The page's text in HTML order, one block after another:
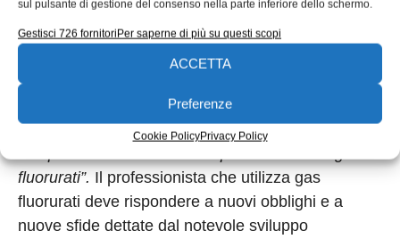
sul pulsante di gestione del consenso nella parte inferiore dello schermo.
Gestisci 726 fornitoriPer saperne di più su questi scopi
ACCETTA
Preferenze
Cookie PolicyPrivacy Policy
cessioni chimiche o fisiche e identificare la corretta
rispondenza dei propri processi e dei test di
laboratorio ai requisiti legislativi.
16 marzo 2018 dalle 14.00 alle 15.00 – “Le nuove
fluorurati”. Il professionista che utilizza gas
fluorurati deve rispondere a nuovi obblighi e a
nuove sfide dettate dal notevole sviluppo